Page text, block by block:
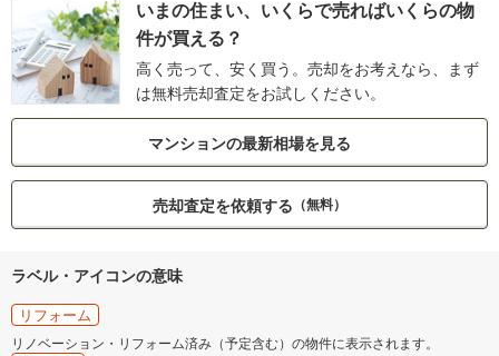
いまの住まい、いくらで売ればいくらの物
件が買える？
高く売って、安く買う。売却をお考えなら、まず
は無料売却査定をお試しください。
マンションの最新相場を見る
売却査定を依頼する （無料）
ラベル・アイコンの意味
リフォーム
リノベーション・リフォーム済み（予定含む）の物件に表示されます。